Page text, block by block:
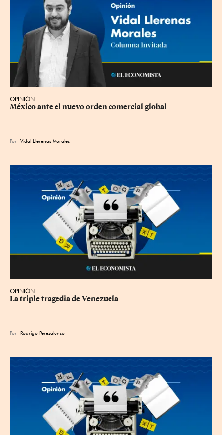
OPINIÓN
México ante el nuevo orden comercial global
Por Vidal Llerenas Morales
OPINIÓN
La triple tragedia de Venezuela
Por Rodrigo Perezalonso